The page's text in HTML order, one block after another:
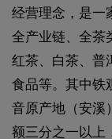
经营理念，是一
全产业链、全茶
红茶、白茶、普
食品等。其中铁
音原产地（安溪
额三分之一以上